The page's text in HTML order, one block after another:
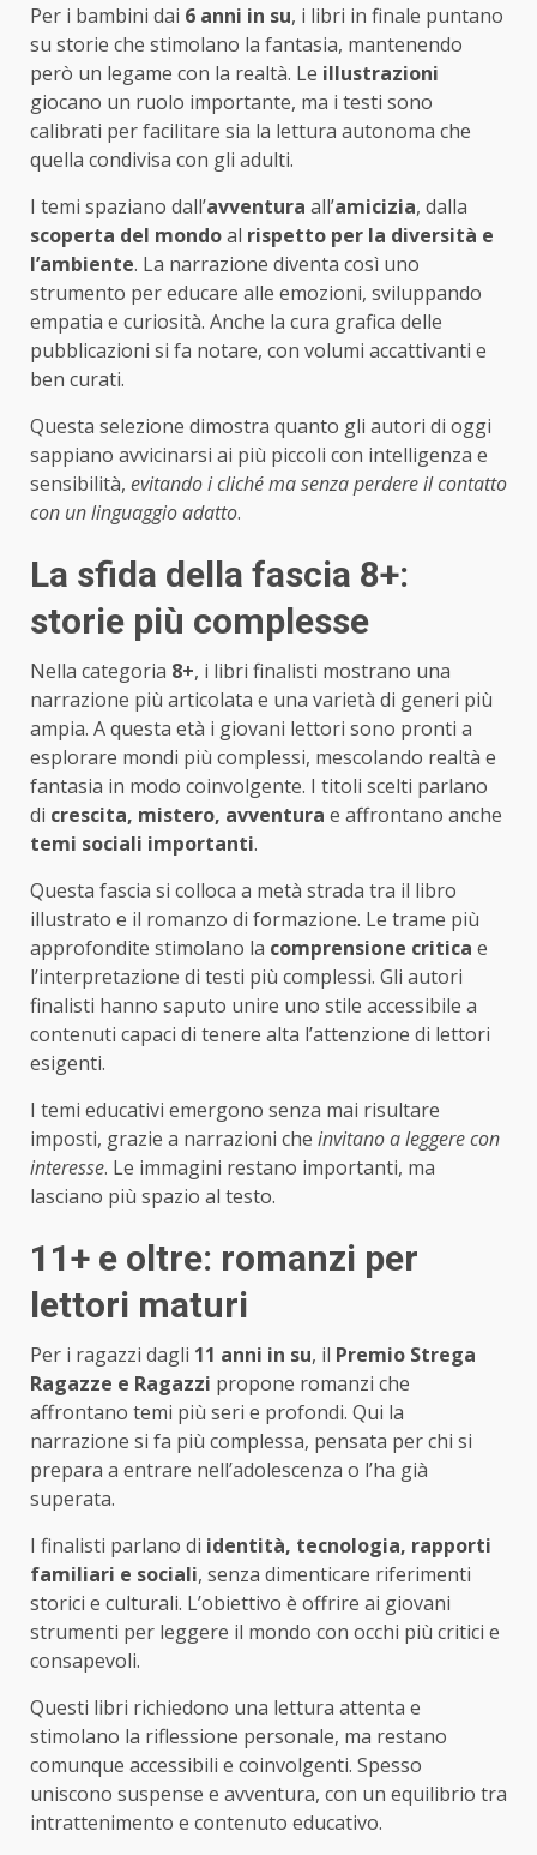
Per i bambini dai 6 anni in su, i libri in finale puntano
su storie che stimolano la fantasia, mantenendo
però un legame con la realtà. Le illustrazioni
giocano un ruolo importante, ma i testi sono
calibrati per facilitare sia la lettura autonoma che
quella condivisa con gli adulti.
I temi spaziano dall’avventura all’amicizia, dalla
scoperta del mondoal rispetto per la diversità e
l’ambiente. La narrazione diventa così uno
strumento per educare alle emozioni, sviluppando
empatia e curiosità. Anche la cura grafica delle
pubblicazioni si fa notare, con volumi accattivanti e
ben curati.
Questa selezione dimostra quanto gli autori di oggi
sappiano avvicinarsi ai più piccoli con intelligenza e
sensibilità, evitando i cliché ma senza perdere il contatto
con un linguaggio adatto.
La sfida della fascia 8+:
storie più complesse
Nella categoria 8+, i libri finalisti mostrano una
narrazione più articolata e una varietà di generi più
ampia. A questa età i giovani lettori sono pronti a
esplorare mondi più complessi, mescolando realtà e
fantasia in modo coinvolgente. I titoli scelti parlano
di crescita, mistero, avventura e affrontano anche
temi sociali importanti.
Questa fascia si colloca a metà strada tra il libro
illustrato e il romanzo di formazione. Le trame più
approfondite stimolano la comprensione critica e
l’interpretazione di testi più complessi. Gli autori
finalisti hanno saputo unire uno stile accessibile a
contenuti capaci di tenere alta l’attenzione di lettori
esigenti.
I temi educativi emergono senza mai risultare
imposti, grazie a narrazioni che invitano a leggere con
interesse. Le immagini restano importanti, ma
lasciano più spazio al testo.
11+ e oltre: romanzi per
lettori maturi
Per i ragazzi dagli 11 anni in su, il Premio Strega
Ragazze e Ragazzi propone romanzi che
affrontano temi più seri e profondi. Qui la
narrazione si fa più complessa, pensata per chi si
prepara a entrare nell’adolescenza o l’ha già
superata.
I finalisti parlano di identità, tecnologia, rapporti
familiari e sociali, senza dimenticare riferimenti
storici e culturali. L’obiettivo è offrire ai giovani
strumenti per leggere il mondo con occhi più critici e
consapevoli.
Questi libri richiedono una lettura attenta e
stimolano la riflessione personale, ma restano
comunque accessibili e coinvolgenti. Spesso
uniscono suspense e avventura, con un equilibrio tra
intrattenimento e contenuto educativo.